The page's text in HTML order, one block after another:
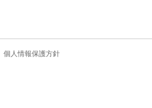
個人情報保護方針